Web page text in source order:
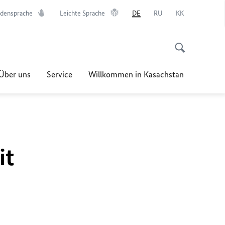
Leichte Sprache DE RU KK
uns Service Willkommen in Kasachstan